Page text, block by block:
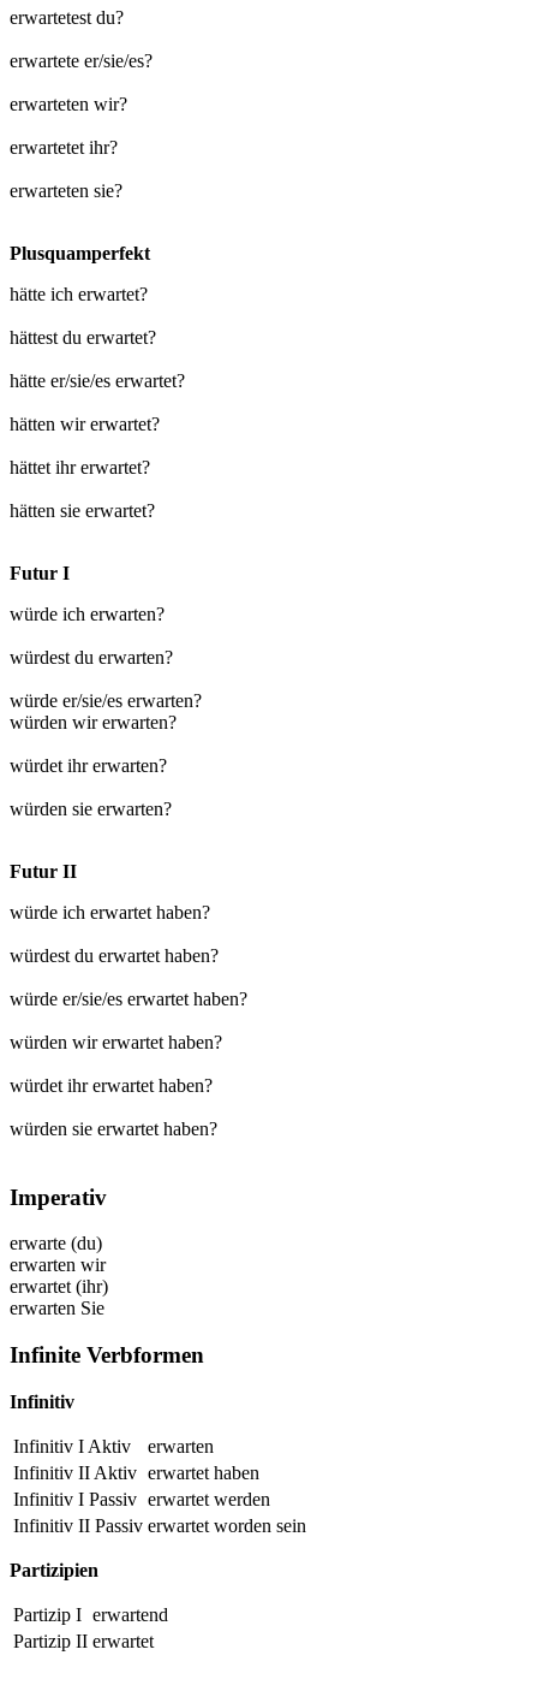
erwartetest du?
erwartete er/sie/es?
erwarteten wir?
erwartetet ihr?
erwarteten sie?
Plusquamperfekt
hätte ich erwartet?
hättest du erwartet?
hätte er/sie/es erwartet?
hätten wir erwartet?
hättet ihr erwartet?
hätten sie erwartet?
Futur I
würde ich erwarten?
würdest du erwarten?
würde er/sie/es erwarten?
würden wir erwarten?
würdet ihr erwarten?
würden sie erwarten?
Futur II
würde ich erwartet haben?
würdest du erwartet haben?
würde er/sie/es erwartet haben?
würden wir erwartet haben?
würdet ihr erwartet haben?
würden sie erwartet haben?
Imperativ
erwarte (du)
erwarten wir
erwartet (ihr)
erwarten Sie
Infinite Verbformen
Infinitiv
Infinitiv I Aktiv
erwarten
Infinitiv II Aktiv erwartet haben
Infinitiv I Passiv erwartet werden
Infinitiv II Passiv erwartet worden sein
Partizipien
Partizip I erwartend
Partizip II erwartet